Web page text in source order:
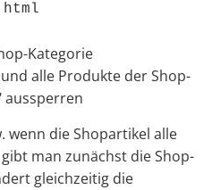
Kategorie
alle Produkte der Shop-
aussperren
wenn die Shopartikel alle
man zunächst die Shop-
gleichzeitig die